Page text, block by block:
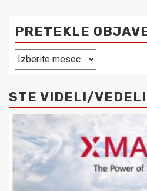
PRETEKLE
Pretekle
objave
STE VIDELI/